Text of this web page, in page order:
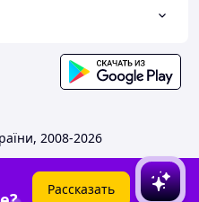
2008-2026
Рассказать